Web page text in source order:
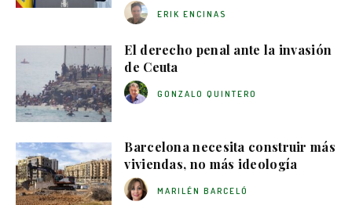
ERIK ENCINAS
El derecho penal ante la invasión
de Ceuta
GONZALO QUINTERO
Barcelona necesita construir más
viviendas, no más ideología
MARILÉN BARCELÓ